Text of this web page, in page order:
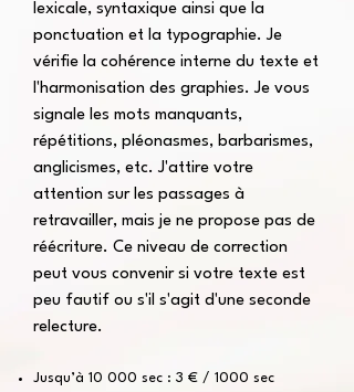
lexicale, syntaxique ainsi que la
ponctuation et la typographie. Je
vérifie la cohérence interne du texte et
l'harmonisation des graphies. Je vous
signale les mots manquants,
répétitions, pléonasmes, barbarismes,
anglicismes, etc. J'attire votre
attention sur les passages à
retravailler, mais je ne propose pas de
réécriture. Ce niveau de correction
peut vous convenir si votre texte est
peu fautif ou s'il s'agit d'une seconde
relecture.
Jusqu’à 10 000 sec : 3 € / 1000 sec